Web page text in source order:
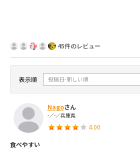
45件のレビュー
表示順
Nagoさん
-／-／兵庫県
4.00
食べやすい